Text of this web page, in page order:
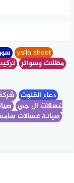
yalla shoot
مظلات وسواتر
دعاء القنوت
غسالات ال جي
صيانة غسالات